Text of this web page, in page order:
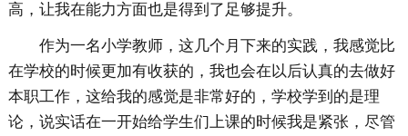
高，让我在能力方面也是得到了足够提升。
作为一名小学教师，这几个月下来的实践，我感觉比
在学校的时候更加有收获的，我也会在以后认真的去做好
本职工作，这给我的感觉是非常好的，学校学到的是理
论，说实话在一开始给学生们上课的时候我是紧张，尽管